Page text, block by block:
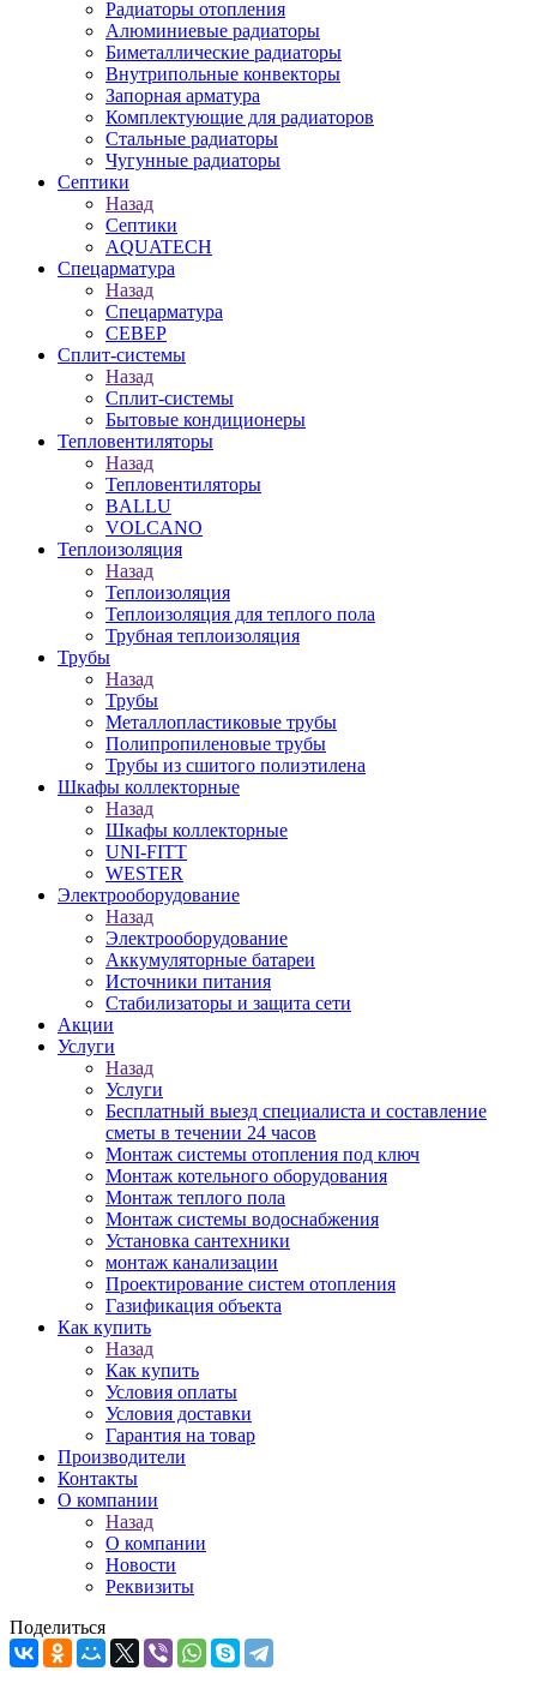
Радиаторы отопления
Алюминиевые радиаторы
Биметаллические радиаторы
Внутрипольные конвекторы
Запорная арматура
Комплектующие для радиаторов
Стальные радиаторы
Чугунные радиаторы
Септики
Назад
Септики
AQUATECH
Спецарматура
Назад
Спецарматура
СЕВЕР
Сплит-системы
Назад
Сплит-системы
Бытовые кондиционеры
Тепловентиляторы
Назад
Тепловентиляторы
BALLU
VOLCANO
Теплоизоляция
Назад
Теплоизоляция
Теплоизоляция для теплого пола
Трубная теплоизоляция
Трубы
Назад
Трубы
Металлопластиковые трубы
Полипропиленовые трубы
Трубы из сшитого полиэтилена
Шкафы коллекторные
Назад
Шкафы коллекторные
UNI-FITT
WESTER
Электрооборудование
Назад
Электрооборудование
Аккумуляторные батареи
Источники питания
Стабилизаторы и защита сети
Акции
Услуги
Назад
Услуги
Бесплатный выезд специалиста и составление
сметы в течении 24 часов
Монтаж системы отопления под ключ
Монтаж котельного оборудования
Монтаж теплого пола
Монтаж системы водоснабжения
Установка сантехники
монтаж канализации
Проектирование систем отопления
Газификация объекта
Как купить
Назад
Как купить
Условия оплаты
Условия доставки
Гарантия на товар
Производители
Контакты
О компании
Назад
О компании
Новости
Реквизиты
Поделиться